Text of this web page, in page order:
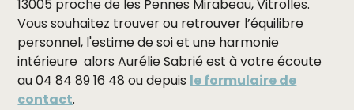
13005 proche de les Pennes Mirabeau, Vitrolles.
Vous souhaitez trouver ou retrouver l’équilibre
personnel, l'estime de soi et une harmonie
intérieure alors Aurélie Sabrié est à votre écoute
au 04 84 89 16 48 ou depuis le formulaire de
contact.